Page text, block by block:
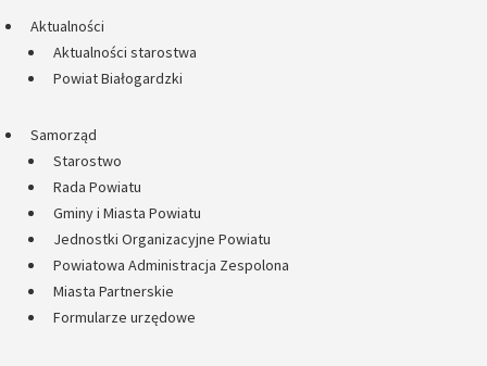
Aktualności
Aktualności starostwa
Powiat Białogardzki
Samorząd
Starostwo
Rada Powiatu
Gminy i Miasta Powiatu
Jednostki Organizacyjne Powiatu
Powiatowa Administracja Zespolona
Miasta Partnerskie
Formularze urzędowe